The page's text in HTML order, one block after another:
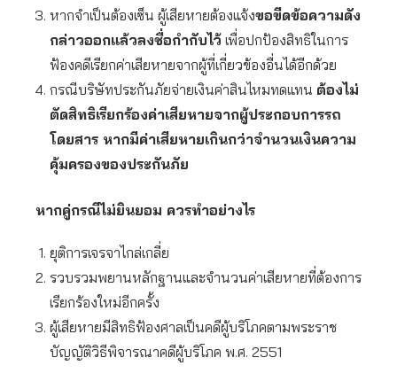
หากจำเป็นต้องเซ็น ผู้เสียหายต้องแจ้งขอขีดข้อความดัง
กล่าวออกแล้วลงชื่อกำกับไว้ เพื่อปกป้องสิทธิในการ
ฟ้องคดีเรียกค่าเสียหายจากผู้ที่เกี่ยวข้องอื่นได้อีกด้วย
กรณีบริษัทประกันภัยจ่ายเงินค่าสินไหมทดแทน ต้องไม่
ตัดสิทธิเรียกร้องค่าเสียหายจากผู้ประกอบการรถ
โดยสาร หากมีค่าเสียหายเกินกว่าจำนวนเงินความ
คุ้มครองของประกันภัย
หากคู่กรณีไม่ยินยอม ควรทำอย่างไร
ยุติการเจรจาไกล่เกลี่ย
รวบรวมพยานหลักฐานและจำนวนค่าเสียหายที่ต้องการ
เรียกร้องใหม่อีกครั้ง
ผู้เสียหายมีสิทธิฟ้องศาลเป็นคดีผู้บริโภคตามพระราช
บัญญัติวิธีพิจารณาคดีผู้บริโภค พ.ศ. 2551